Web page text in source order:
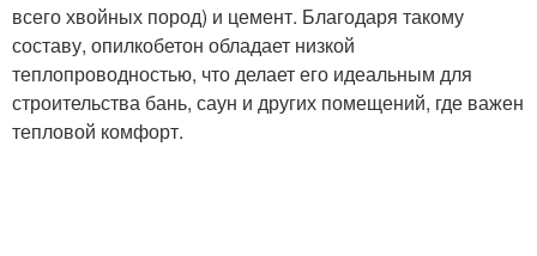
всего хвойных пород) и цемент. Благодаря такому
составу, опилкобетон обладает низкой
теплопроводностью, что делает его идеальным для
строительства бань, саун и других помещений, где важен
тепловой комфорт.